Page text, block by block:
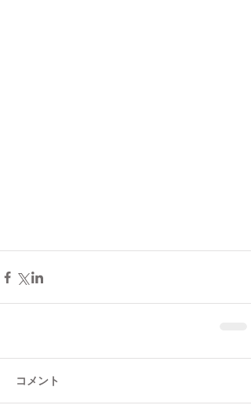
コメント